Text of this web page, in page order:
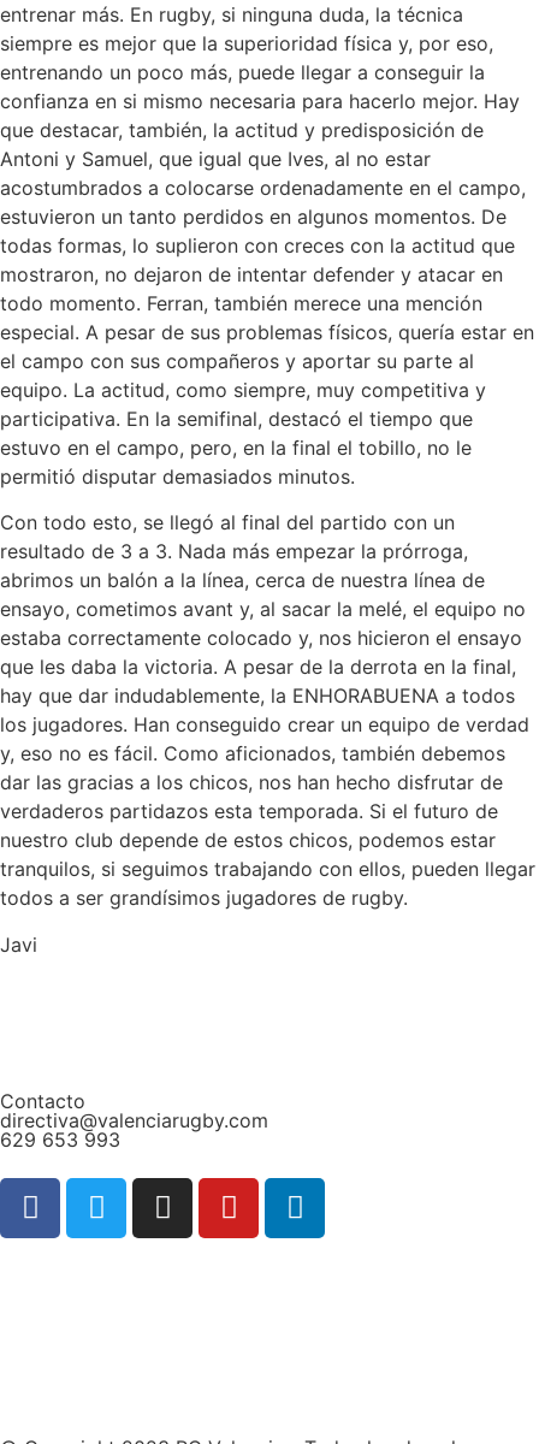
entrenar más. En rugby, si ninguna duda, la técnica
siempre es mejor que la superioridad física y, por eso,
entrenando un poco más, puede llegar a conseguir la
confianza en si mismo necesaria para hacerlo mejor. Hay
que destacar, también, la actitud y predisposición de
Antoni y Samuel, que igual que Ives, al no estar
acostumbrados a colocarse ordenadamente en el campo,
estuvieron un tanto perdidos en algunos momentos. De
todas formas, lo suplieron con creces con la actitud que
mostraron, no dejaron de intentar defender y atacar en
todo momento. Ferran, también merece una mención
especial. A pesar de sus problemas físicos, quería estar en
el campo con sus compañeros y aportar su parte al
equipo. La actitud, como siempre, muy competitiva y
participativa. En la semifinal, destacó el tiempo que
estuvo en el campo, pero, en la final el tobillo, no le
permitió disputar demasiados minutos.
Con todo esto, se llegó al final del partido con un
resultado de 3 a 3. Nada más empezar la prórroga,
abrimos un balón a la línea, cerca de nuestra línea de
ensayo, cometimos avant y, al sacar la melé, el equipo no
estaba correctamente colocado y, nos hicieron el ensayo
que les daba la victoria. A pesar de la derrota en la final,
hay que dar indudablemente, la ENHORABUENA a todos
los jugadores. Han conseguido crear un equipo de verdad
y, eso no es fácil. Como aficionados, también debemos
dar las gracias a los chicos, nos han hecho disfrutar de
verdaderos partidazos esta temporada. Si el futuro de
nuestro club depende de estos chicos, podemos estar
tranquilos, si seguimos trabajando con ellos, pueden llegar
todos a ser grandísimos jugadores de rugby.
Javi
Contacto
directiva@valenciarugby.com
629 653 993